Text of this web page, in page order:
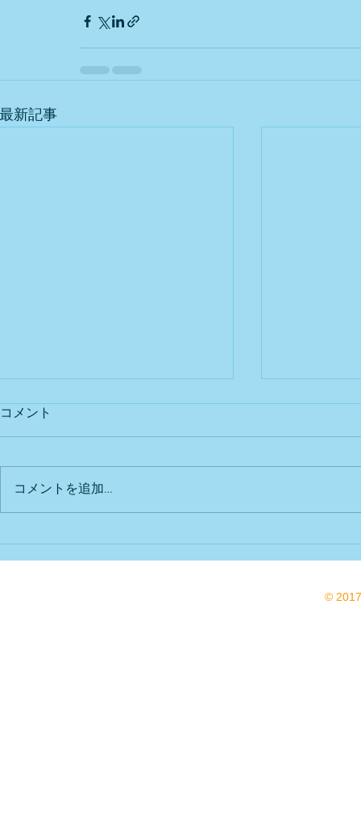
最新記事
出店予定
コメント
コメントを追加…
©